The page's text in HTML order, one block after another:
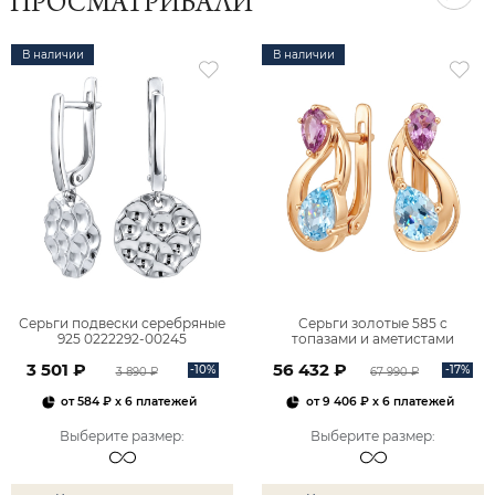
ПРОСМАТРИВАЛИ
В наличии
Серьги подвески серебряные
925 0222292-00245
3 501 ₽ 3 890 ₽ -10%
от584 ₽ x 6 платежей
Выберите размер:
В наличии
Серьги золотые 585 с
топазами и аметистами
56 432 ₽ 67 990 ₽ -17%
от9 406 ₽x 6 платежей
Выберите размер: